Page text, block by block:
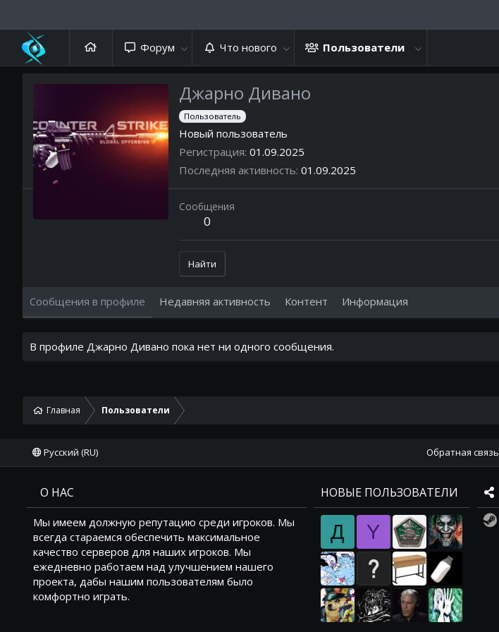
Форум Что нового Пользователи
Джарно Дивано
Пользователь
Новый пользователь
Регистрация 01.09.2025
Последняя активность 01.09.2025
Сообщения
0
Найти
Сообщения в профиле Недавняя активность Контент Информация
В профиле Джарно Дивано пока нет ни одного сообщения.
Главная Пользователи
Русский (RU) Обратная связь
О НАС
Мы имеем должную репутацию среди игроков. Мы
всегда стараемся обеспечить максимальное
качество серверов для наших игроков. Мы
ежедневно работаем над улучшением нашего
проекта, дабы нашим пользователям было
комфортно играть.
НОВЫЕ ПОЛЬЗОВАТЕЛИ
Д Y